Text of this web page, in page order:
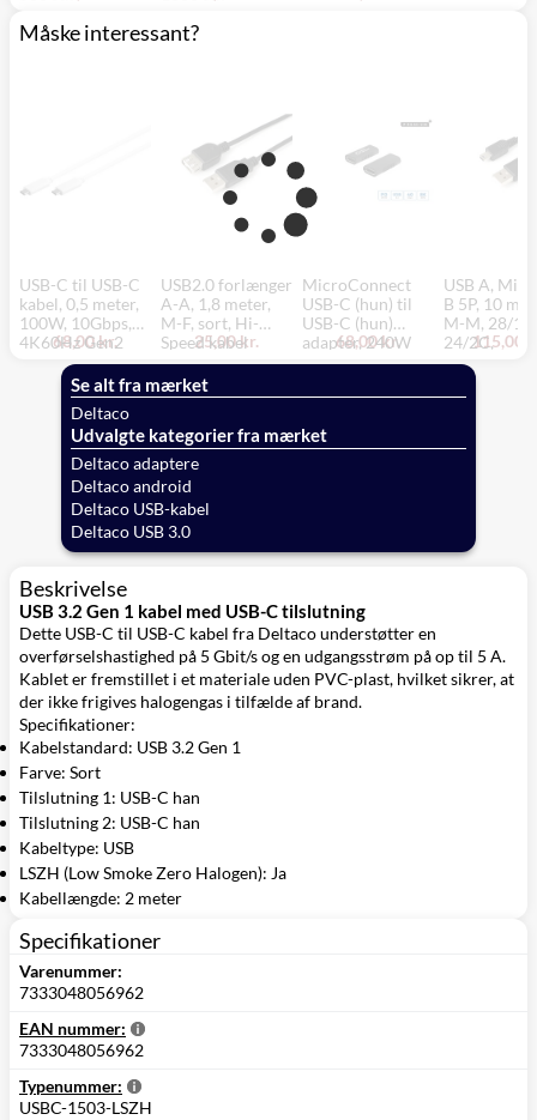
Måske interessant?
USB-C til USB-C
kabel, 0,5 meter,
100W, 10Gbps,
4K60Hz Gen2
68,00 kr.
USB2.0 forlænger
A-A, 1,8 meter,
M-F, sort, Hi-
Speed kabel
25,00 kr.
MicroConnect
USB-C (hun) til
USB-C (hun)
adapter, 240W
68,00 kr.
USB A, Mini
B 5P, 10
M-M, 28/1P,
24/2C,
OD 4.2
115,00
Se alt fra mærket
Deltaco
Udvalgte kategorier fra mærket
Deltaco adaptere
Deltaco android
Deltaco USB-kabel
Deltaco USB 3.0
Beskrivelse
USB 3.2 Gen 1 kabel med USB-C tilslutning
Dette USB-C til USB-C kabel fra Deltaco understøtter en
overførselshastighed på 5 Gbit/s og en udgangsstrøm på op til 5 A.
Kablet er fremstillet i et materiale uden PVC-plast, hvilket sikrer, at
der ikke frigives halogengas i tilfælde af brand.
Specifikationer:
Kabelstandard: USB 3.2 Gen 1
Farve: Sort
Tilslutning 1: USB-C han
Tilslutning 2: USB-C han
Kabeltype: USB
LSZH (Low Smoke Zero Halogen): Ja
Kabellængde: 2 meter
Specifikationer
Varenummer:
7333048056962
EAN nummer:
7333048056962
Typenummer:
USBC-1503-LSZH